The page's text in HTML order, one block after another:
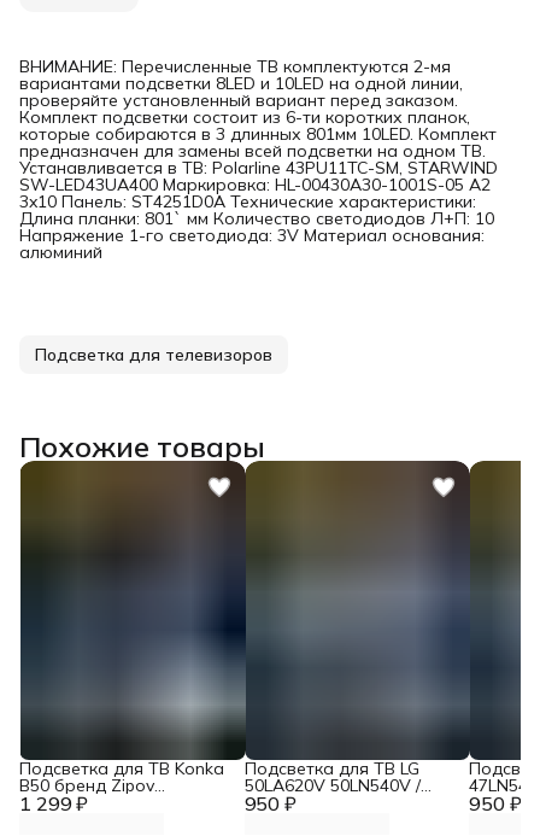
ВНИМАНИЕ: Перечисленные ТВ комплектуются 2-мя
вариантами подсветки 8LED и 10LED на одной линии,
проверяйте установленный вариант перед заказом.
Комплект подсветки состоит из 6-ти коротких планок,
которые собираются в 3 длинных 801мм 10LED. Комплект
предназначен для замены всей подсветки на одном ТВ.
Устанавливается в ТВ: Polarline 43PU11TC-SM, STARWIND
SW-LED43UA400 Маркировка: HL-00430A30-1001S-05 A2
3x10 Панель: ST4251D0A Технические характеристики:
Длина планки: 801` мм Количество светодиодов Л+П: 10
Напряжение 1-го светодиода: 3V Материал основания:
алюминий
Подсветка для телевизоров
Похожие товары
1 299 ₽
Подсветка для ТВ Konka
B50 бренд Zipov
(комплект) 950 ₽
Подсветка для ТВ LG
50LA620V 50LN540V /
TOSHIBA 50L4353RK / 950 ₽